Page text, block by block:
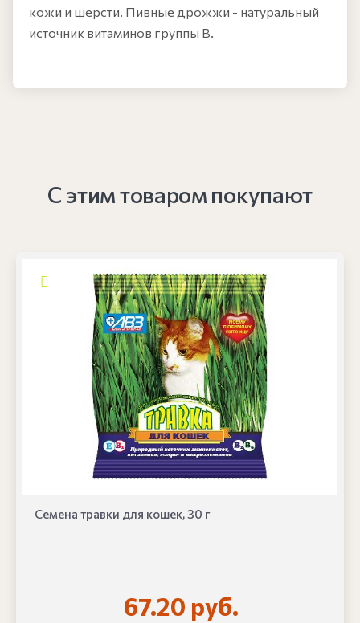
кожи и шерсти. Пивные дрожжи - натуральный
источник витаминов группы В.
С этим товаром покупают
Семена травки для кошек, 30 г
67.20 руб.